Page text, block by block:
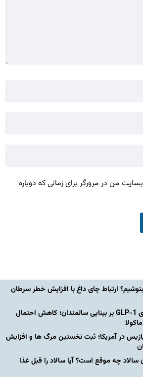
من در مرورگر برای زمانی که دوباره
ارتباط چای داغ با افزایش خطر سرطان
تاثیر داروهای لاغری GLP-1 بر بینایی سالمندان؛ کاهش احتمال
در آمریکا؛ ثبت نخستین مرگ ها و افزایش
سالاد چه موقع است؟ آیا سالاد را قبل غذا